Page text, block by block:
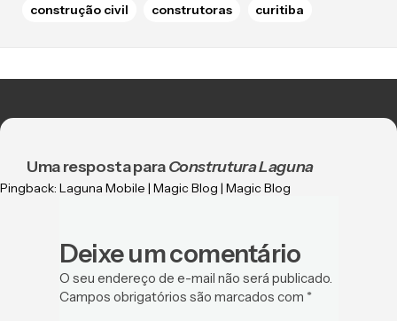
construção civil construtoras curitiba
Uma resposta paraConstrutura Laguna
Pingback: Laguna Mobile | Magic Blog | Magic Blog
Deixe um comentário
O seu endereço de e-mail não será publicado.
Campos obrigatórios são marcados com *